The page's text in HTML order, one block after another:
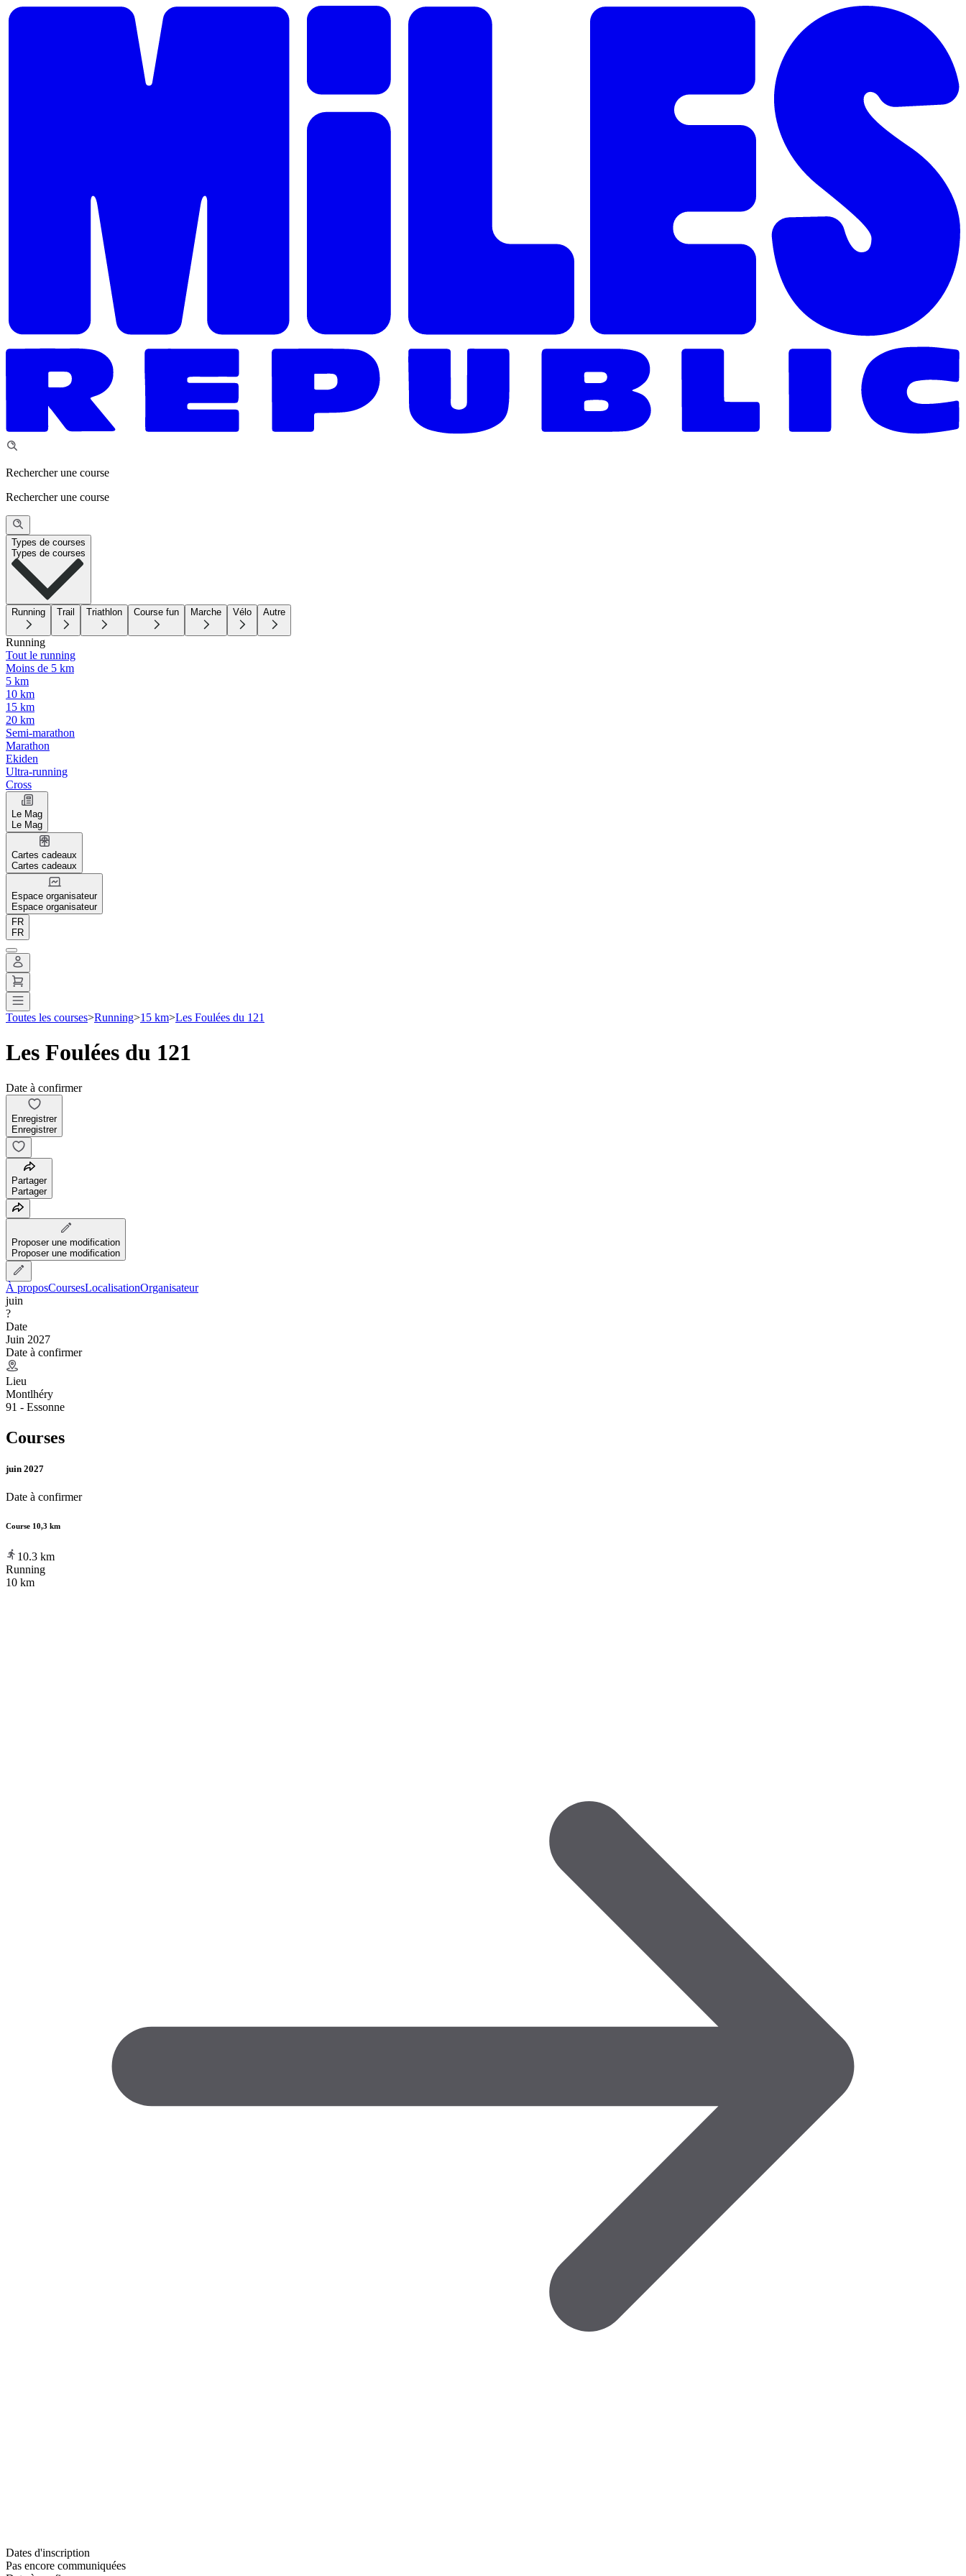
Rechercher une course
Rechercher une course
Types de courses
Types de courses
Running Trail Triathlon Course fun Marche Vélo Autre
Running
Tout le running
Moins de 5 km
5 km
10 km
15 km
20 km
Semi-marathon
Marathon
Ekiden
Ultra-running
Cross
Le Mag
Le Mag
Cartes cadeaux
Cartes cadeaux
Espace organisateur
Espace organisateur
FR
FR
Toutes les courses>Running>15 km>Les Foulées du 121
Les Foulées du 121
Date à confirmer
Enregistrer
Enregistrer
Partager
Partager
Proposer une modification
Proposer une modification
À proposCoursesLocalisationOrganisateur
juin
?
Date
Juin 2027
Date à confirmer
Lieu
Montlhéry
91 - Essonne
Courses
juin 2027
Date à confirmer
Course 10,3 km
10.3 km
Running
10 km
Dates d'inscription
Pas encore communiquées